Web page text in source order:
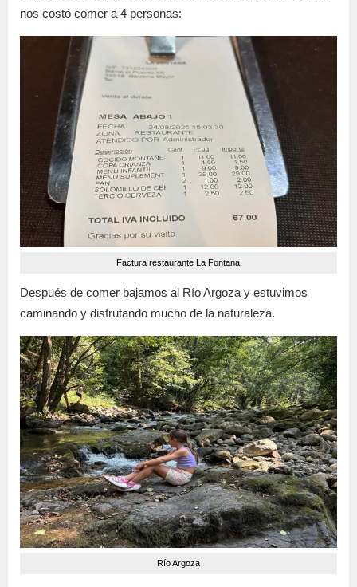
nos costó comer a 4 personas:
Factura restaurante La Fontana
Después de comer bajamos al Río Argoza y estuvimos
caminando y disfrutando mucho de la naturaleza.
Río Argoza